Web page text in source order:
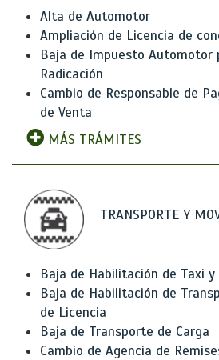
Alta de Automotor
Ampliación de Licencia de
Baja de Impuesto Automotor
Radicación
Cambio de Responsable de
de Venta
MÁS TRÁMITES
TRANSPORTE Y
Baja de Habilitación de Taxi y
Baja de Habilitación de
de Licencia
Baja de Transporte de Carga
Cambio de Agencia de